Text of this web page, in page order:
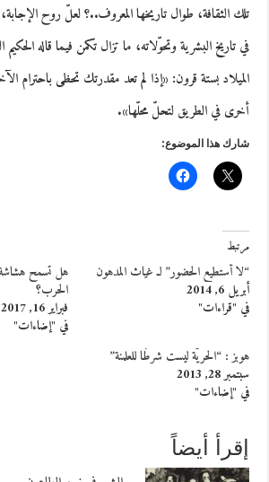
تلك الثقافة، طوال تاريخها المعروف..؟ لعلّ روح
في تاريخ البشرية وتحوّلاته، ما تزال تكمن فيما قاله
الميلاد بستة قرون: «إذا لم تعد مقدرتك تحظى باحترام
أخرى في الطريق لتحلّ محلّها».
شارك هذا الموضوع:
مرتبط
“لا أستطيع الحضور” لـ غياث المدهون
أبريل 6, 2014
في "قراءات"
هل تسمح هشاشة
الحرب؟
فبراير 16, 2017
في "إضاءات"
هوبز : “الحريّة ليست شرطًا للعلمنة”
سبتمبر 28, 2013
في "إضاءات"
إقرأ أيضاً